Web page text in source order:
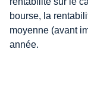
bourse, la
moyenne (avant
année.